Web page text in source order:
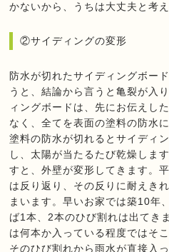
かないから、うちは大丈夫と考
②サイディングの変形
防水が切れたサイディングボー
うと、結論から言うと亀裂が入
ィングボードは、先にお伝えし
なく、全てを表面の塗料の防水
塗料の防水が切れるとサイディ
し、太陽が当たるたび乾燥しま
すと、外壁が変形してきます。
は反り返り、その反りに耐えき
まいます。早いお家では築10年
ば1本、2本のひび割れは出てき
は何本か入っている程度ではそ
そのひび割れから雨水が直接入